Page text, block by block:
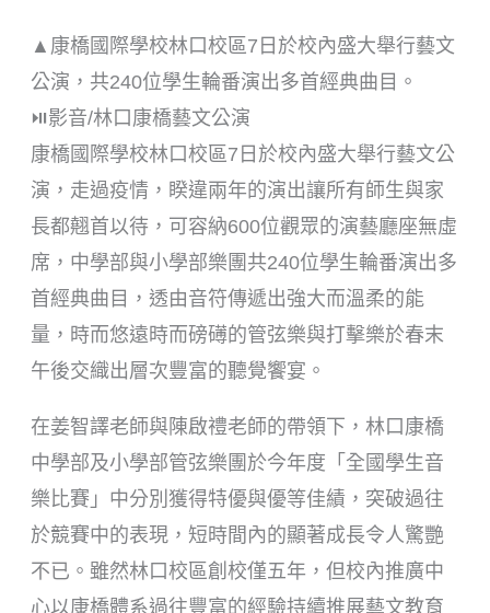
▲ 康橋國際學校林口校區7日於校內盛大舉行藝文
公演，共240位學生輪番演出多首經典曲目。
⏯️影音/林口康橋藝文公演
康橋國際學校林口校區7日於校內盛大舉行藝文公
演，走過疫情，睽違兩年的演出讓所有師生與家
長都翹首以待，可容納600位觀眾的演藝廳座無虛
席，中學部與小學部樂團共240位學生輪番演出多
首經典曲目，透由音符傳遞出強大而溫柔的能
量，時而悠遠時而磅礡的管弦樂與打擊樂於春末
午後交織出層次豐富的聽覺饗宴。
在姜智譯老師與陳啟禮老師的帶領下，林口康橋
中學部及小學部管弦樂團於今年度「全國學生音
樂比賽」中分別獲得特優與優等佳績，突破過往
於競賽中的表現，短時間內的顯著成長令人驚艷
不已。雖然林口校區創校僅五年，但校內推廣中
心以康橋體系過往豐富的經驗持續推展藝文教育